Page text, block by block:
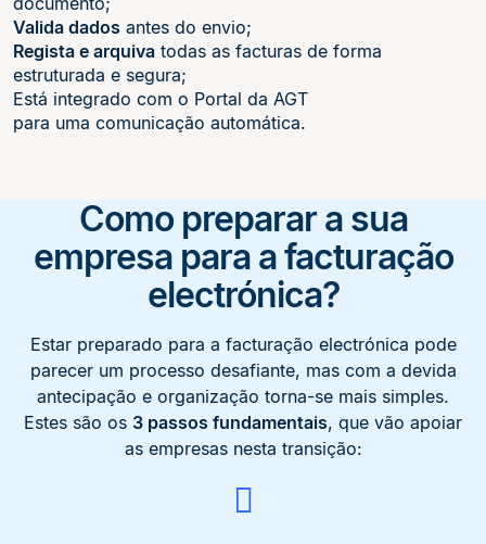
Valida dados antes do envio;
Regista e arquiva todas as facturas de forma
estruturada e segura;
Está integrado com o Portal da AGT
para uma comunicação automática.
Como preparar a sua
empresa para a facturação
electrónica?
Estar preparado para a facturação electrónica pode
parecer um processo desafiante, mas com a devida
antecipação e organização torna-se mais simples.
Estes são os 3 passos fundamentais, que vão apoiar
as empresas nesta transição: